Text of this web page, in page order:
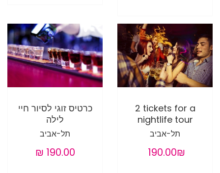
2 tickets for a
nightlife tour
תל-אביב
‏190.00 ‏₪
כרטיס זוגי לסיור חיי
לילה
תל-אביב